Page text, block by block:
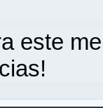
este